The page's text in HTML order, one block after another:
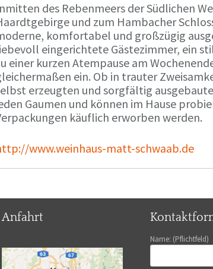
des Rebenmeers der Südlichen
und zum Hambacher
komfortabel und großzügig
eingerichtete Gästezimmer, ein
einer kurzen Atempause am
ein. Ob in trauter
erzeugten und sorgfältig
Gaumen und können im Hause
käuflich erworben werden.
www.weinhaus-matt-schwaab.de
Anfahrt
Name: (Pflichtfeld)